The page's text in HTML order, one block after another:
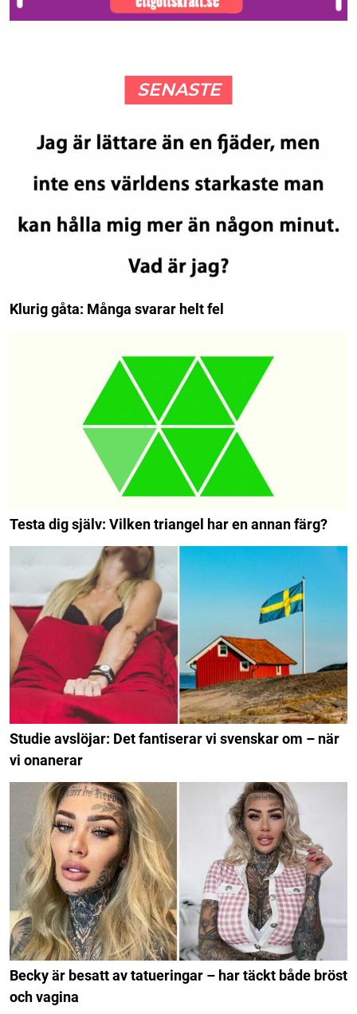
SENASTE
Klurig gåta: Många svarar helt fel
Testa dig själv: Vilken triangel har en annan färg?
Studie avslöjar: Det fantiserar vi svenskar om – när
vi onanerar
Becky är besatt av tatueringar – har täckt både bröst
och vagina